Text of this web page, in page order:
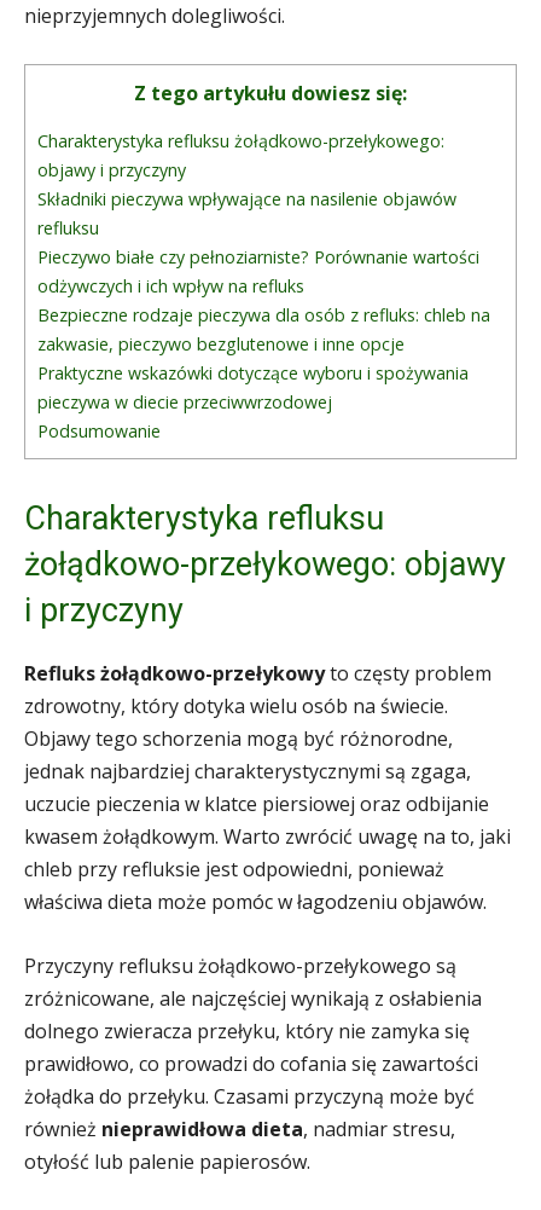
nieprzyjemnych dolegliwości.
Z tego artykułu dowiesz się:
Charakterystyka refluksu żołądkowo-przełykowego:
objawy i przyczyny
Składniki pieczywa wpływające na nasilenie objawów
refluksu
Pieczywo białe czy pełnoziarniste? Porównanie wartości
odżywczych i ich wpływ na refluks
Bezpieczne rodzaje pieczywa dla osób z refluks: chleb na
zakwasie, pieczywo bezglutenowe i inne opcje
Praktyczne wskazówki dotyczące wyboru i spożywania
pieczywa w diecie przeciwwrzodowej
Podsumowanie
Charakterystyka refluksu
żołądkowo-przełykowego: objawy
i przyczyny
Refluks żołądkowo-przełykowyto częsty problem
zdrowotny, który dotyka wielu osób na świecie.
Objawy tego schorzenia mogą być różnorodne,
jednak najbardziej charakterystycznymi są zgaga,
uczucie pieczenia w klatce piersiowej oraz odbijanie
kwasem żołądkowym. Warto zwrócić uwagę na to, jaki
chleb przy refluksie jest odpowiedni, ponieważ
właściwa dieta może pomóc w łagodzeniu objawów.
Przyczyny refluksu żołądkowo-przełykowego są
zróżnicowane, ale najczęściej wynikają z osłabienia
dolnego zwieracza przełyku, który nie zamyka się
prawidłowo, co prowadzi do cofania się zawartości
żołądka do przełyku. Czasami przyczyną może być
również nieprawidłowa dieta, nadmiar stresu,
otyłość lub palenie papierosów.